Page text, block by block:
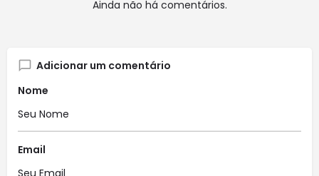
Ainda não há comentários.
Adicionar um comentário
Nome
Email